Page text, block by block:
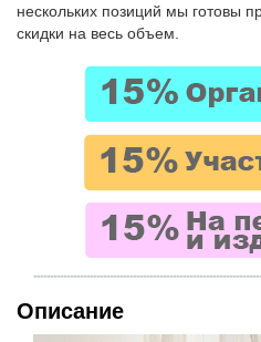
Широкоформатная печать и
Оформление мероприятия
Оформление конференций
Оформление сцены
Оформление выставочного
Оформление зоны
Декор и декорирование
УДОБНЫЕ ПОДБОРКИ:
Аренда для конференций и
нескольких позиций мы готовы
скидки на весь объем.
Описание